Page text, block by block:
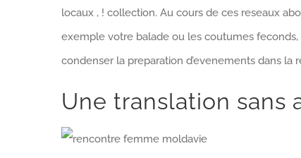
locaux , ! collection. Au cours de ces reseaux
exemple votre balade ou les coutumes
condenser la preparation d’evenements dans la
Une translation sans